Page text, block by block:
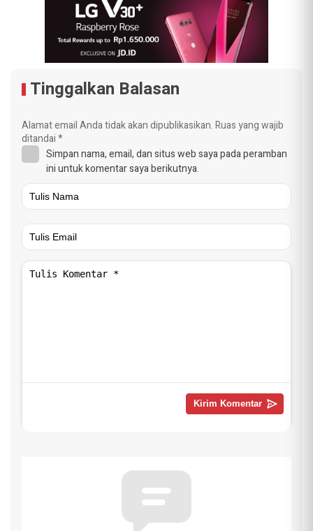
Tinggalkan Balasan
Alamat email Anda tidak akan dipublikasikan.Ruas yang wajib
ditandai*
Simpan nama, email, dan situs web saya pada peramban
ini untuk komentar saya berikutnya.